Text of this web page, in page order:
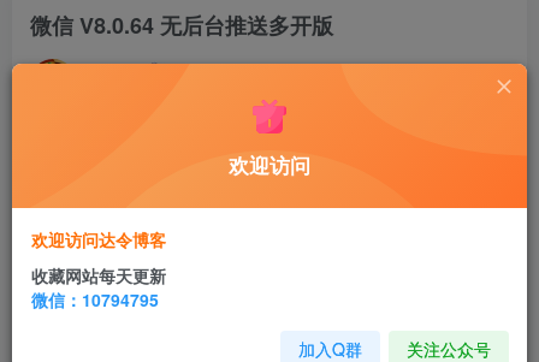
微信 V8.0.64 无后台推送多开版
达令 关注
版，支持无后台推送消息，为了防止风控，只保留
了一个必装插件，尽量不用开启插件功能、不要主动加好
友、注册未满一年的小号不要登录。
插件越多，越容易被查，所以做了一个简易版的多开，
欢迎访问
欢迎访问达令博客
收藏网站每天更新
微信：10794795
加入Q群 关注公众号